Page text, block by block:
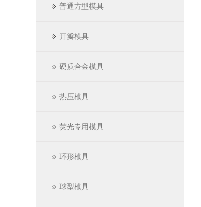
普通方型模具
开瓣模具
硬质合金模具
热压模具
荧光专用模具
环形模具
球型模具